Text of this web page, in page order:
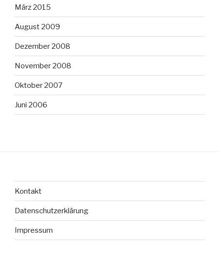
März 2015
August 2009
Dezember 2008
November 2008
Oktober 2007
Juni 2006
Kontakt
Datenschutzerklärung
Impressum